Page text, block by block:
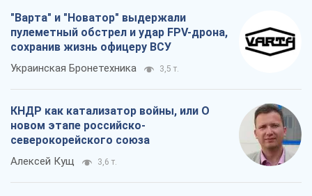
"Варта" и "Новатор" выдержали
пулеметный обстрел и удар FPV-дрона,
сохранив жизнь офицеру ВСУ
Украинская Бронетехника 3,5 т.
КНДР как катализатор войны, или О
новом этапе российско-
северокорейского союза
Алексей Кущ 3,6 т.